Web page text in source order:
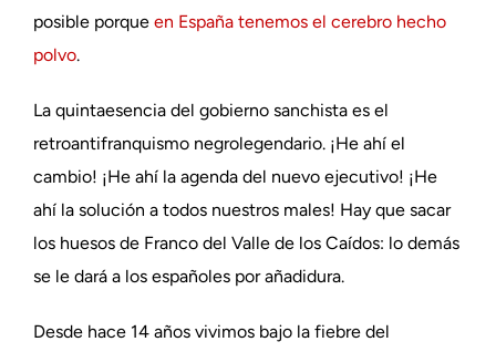
posible porque en España tenemos el cerebro hecho
polvo.
La quintaesencia del gobierno sanchista es el
retroantifranquismo negrolegendario. ¡He ahí el
cambio! ¡He ahí la agenda del nuevo ejecutivo! ¡He
ahí la solución a todos nuestros males! Hay que sacar
los huesos de Franco del Valle de los Caídos: lo demás
se le dará a los españoles por añadidura.
Desde hace 14 años vivimos bajo la fiebre del